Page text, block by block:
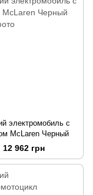
электромобиль с
McLaren Черный
12 962 грн